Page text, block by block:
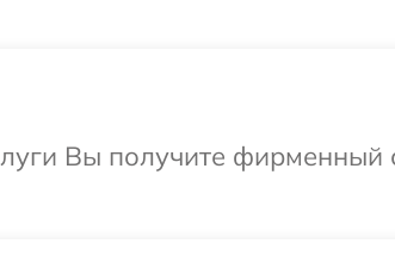
Вы получите фирменный